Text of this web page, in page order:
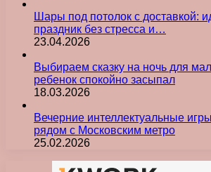
Шары под потолок с доставкой:
праздник без стресса и…
23.04.2026
Выбираем сказку на ночь для
ребенок спокойно засыпал
18.03.2026
Вечерние интеллектуальные
рядом с Московским метро
25.02.2026